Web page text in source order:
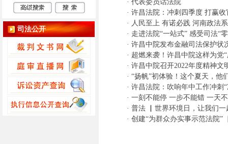
司法公开
· 代表委员话法院
· 许昌法院：冲刺四季度 打赢收
· 人民至上 有诺必践 河南政法
· 走进法院“一站式” 感受司法“
· 许昌中院发布金融司法保护状
· 超燃来袭！许昌中院这样为党
· 许昌中院召开2022年度精神文
· “扬帆”初体验！这个夏天，他
· 许昌法院：吹响年中工作冲刺
· 一刻不能停 一步不能错 一天
· 普法 ▏世界环境日，让我们一
· 创建“为群众办实事示范法院